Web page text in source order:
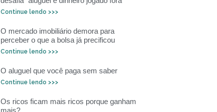
Continue lendo >>>
O mercado imobiliário demora para
perceber o que a bolsa já precificou
Continue lendo >>>
O aluguel que você paga sem saber
Continue lendo >>>
Os ricos ficam mais ricos porque ganham
mais?